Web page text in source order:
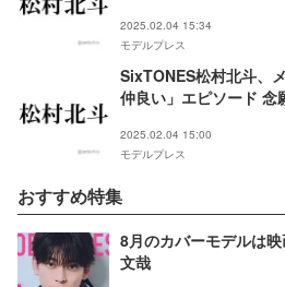
2025.02.04 15:34
モデルプレス
SixTONES松村北斗、
仲良い」エピソード 念
2025.02.04 15:00
モデルプレス
おすすめ特集
8月のカバーモデルは
文哉